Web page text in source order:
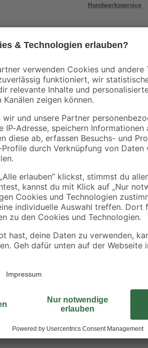
Handwerksservice
Bestseller
binderholz
2000 x 58 x 38 mm
3,98 €
1,99 € / Meter
634 x 15
7,59 €/
8,12 € / Pack
Arbeiten Sie
von toom.
treiben. Das
Senkkopf sauber
einen